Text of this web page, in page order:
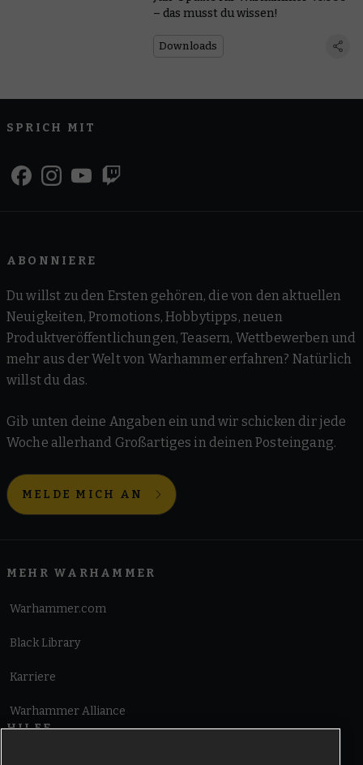
– das musst du wissen!
Downloads
SPRICH MIT
ABONNIERE
Du willst zu den Ersten gehören, die von den aktuellen
Neuigkeiten, Promotions, Hobbytipps, neuen
Produktveröffentlichungen, Teasern, Wettbewerben und
mehr aus der Welt von Warhammer erfahren? Natürlich
willst du das.
Gib unten deine Angaben ein und wir schicken dir jede
Woche allerhand Großartiges in deinen Posteingang.
MELDE MICH AN
MEHR WARHAMMER
Warhammer.com
Black Library
Karriere
Warhammer Alliance
HILFE